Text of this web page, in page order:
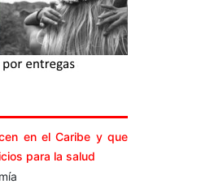
en el Caribe y que
para la salud